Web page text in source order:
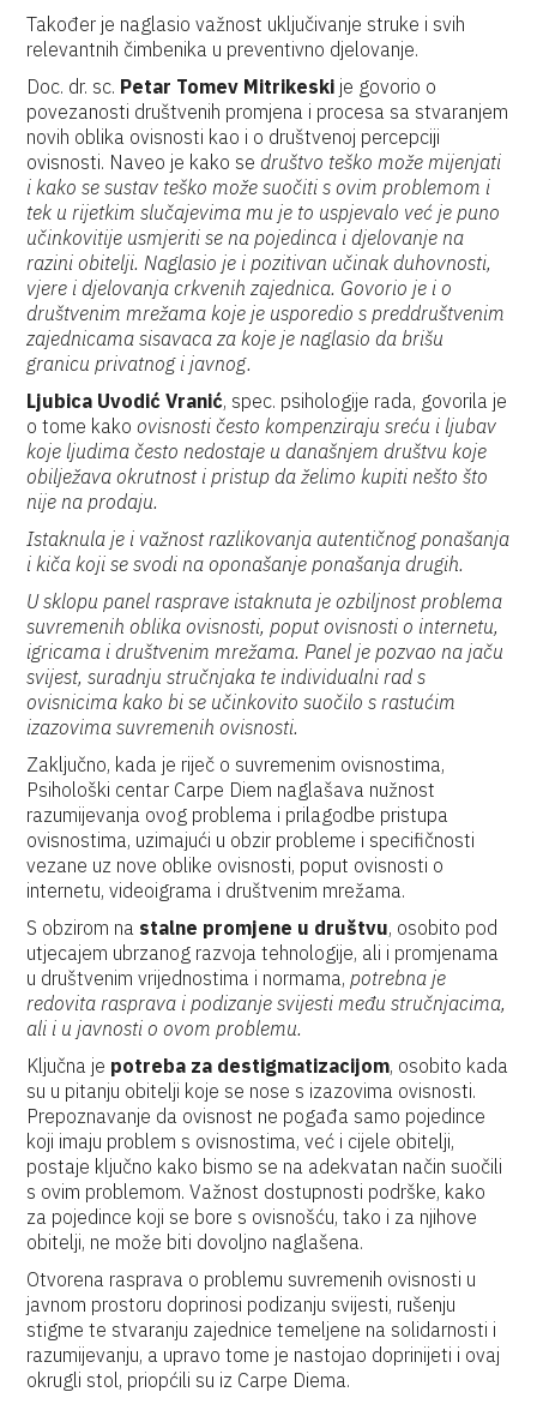
Također je naglasio važnost uključivanje struke i svih
relevantnih čimbenika u preventivno djelovanje.
Doc. dr. sc. Petar Tomev Mitrikeski je govorio o
povezanosti društvenih promjena i procesa sa stvaranjem
novih oblika ovisnosti kao i o društvenoj percepciji
ovisnosti. Naveo je kako sedruštvo teško može mijenjati
i kako se sustav teško može suočiti s ovim problemom i
tek u rijetkim slučajevima mu je to uspjevalo već je puno
učinkovitije usmjeriti se na pojedinca i djelovanje na
razini obitelji. Naglasio je i pozitivan učinak duhovnosti,
vjere i djelovanja crkvenih zajednica. Govorio je i o
društvenim mrežama koje je usporedio s preddruštvenim
zajednicama sisavaca za koje je naglasio da brišu
granicu privatnog i javnog.
Ljubica Uvodić Vranić, spec. psihologije rada, govorila je
o tome kakoovisnosti često kompenziraju sreću i ljubav
koje ljudima često nedostaje u današnjem društvu koje
obilježava okrutnost i pristup da želimo kupiti nešto što
nije na prodaju.
Istaknula je i važnost razlikovanja autentičnog ponašanja
i kiča koji se svodi na oponašanje ponašanja drugih.
U sklopu panel rasprave istaknuta je ozbiljnost problema
suvremenih oblika ovisnosti, poput ovisnosti o internetu,
igricama i društvenim mrežama. Panel je pozvao na jaču
svijest, suradnju stručnjaka te individualni rad s
ovisnicima kako bi se učinkovito suočilo s rastućim
izazovima suvremenih ovisnosti.
Zaključno, kada je riječ o suvremenim ovisnostima,
Psihološki centar Carpe Diem naglašava nužnost
razumijevanja ovog problema i prilagodbe pristupa
ovisnostima, uzimajući u obzir probleme i specifičnosti
vezane uz nove oblike ovisnosti, poput ovisnosti o
internetu, videoigrama i društvenim mrežama.
S obzirom na stalne promjene u društvu, osobito pod
utjecajem ubrzanog razvoja tehnologije, ali i promjenama
u društvenim vrijednostima i normama,potrebna je
redovita rasprava i podizanje svijesti među stručnjacima,
ali i u javnosti o ovom problemu.
Ključna je potreba za destigmatizacijom, osobito kada
su u pitanju obitelji koje se nose s izazovima ovisnosti.
Prepoznavanje da ovisnost ne pogađa samo pojedince
koji imaju problem s ovisnostima, već i cijele obitelji,
postaje ključno kako bismo se na adekvatan način suočili
s ovim problemom. Važnost dostupnosti podrške, kako
za pojedince koji se bore s ovisnošću, tako i za njihove
obitelji, ne može biti dovoljno naglašena.
Otvorena rasprava o problemu suvremenih ovisnosti u
javnom prostoru doprinosi podizanju svijesti, rušenju
stigme te stvaranju zajednice temeljene na solidarnosti i
razumijevanju, a upravo tome je nastojao doprinijeti i ovaj
okrugli stol, priopćili su iz Carpe Diema.